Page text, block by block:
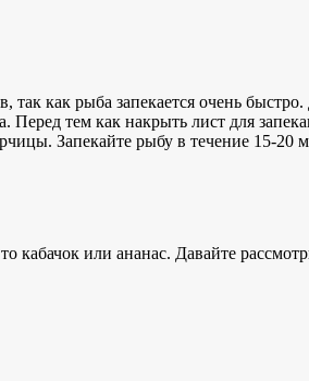
как рыба запекается очень
тем как накрыть лист для
Запекайте рыбу в течение 15-20
или ананас. Давайте